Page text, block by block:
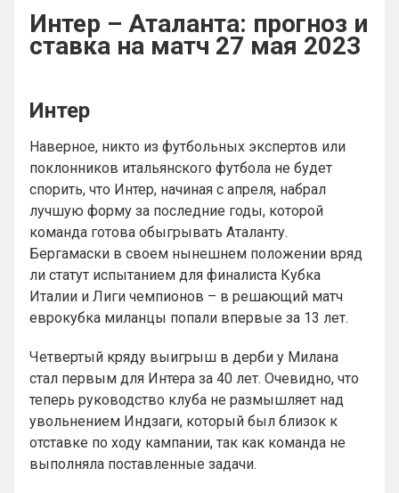
Интер – Аталанта: прогноз и
ставка на матч 27 мая 2023
Интер
Наверное, никто из футбольных экспертов или
поклонников итальянского футбола не будет
спорить, что Интер, начиная с апреля, набрал
лучшую форму за последние годы, которой
команда готова обыгрывать Аталанту.
Бергамаски в своем нынешнем положении вряд
ли статут испытанием для финалиста Кубка
Италии и Лиги чемпионов – в решающий матч
еврокубка миланцы попали впервые за 13 лет.
Четвертый кряду выигрыш в дерби у Милана
стал первым для Интера за 40 лет. Очевидно, что
теперь руководство клуба не размышляет над
увольнением Индзаги, который был близок к
отставке по ходу кампании, так как команда не
выполняла поставленные задачи.